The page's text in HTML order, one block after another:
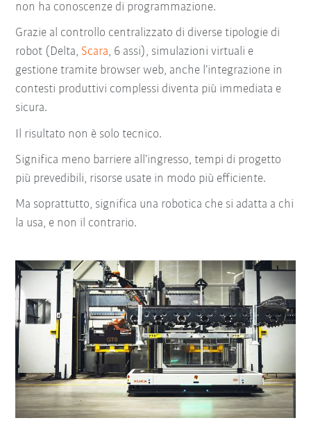
non ha conoscenze di programmazione.
Grazie al controllo centralizzato di diverse tipologie di
robot (Delta, Scara, 6 assi), simulazioni virtuali e
gestione tramite browser web, anche l’integrazione in
contesti produttivi complessi diventa più immediata e
sicura.
Il risultato non è solo tecnico.
Significa meno barriere all’ingresso, tempi di progetto
più prevedibili, risorse usate in modo più efficiente.
Ma soprattutto, significa una robotica che si adatta a chi
la usa, e non il contrario.